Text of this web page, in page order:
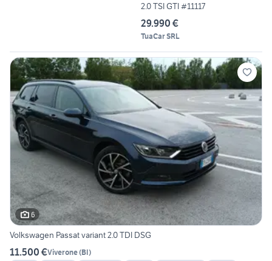
2.0 TSI GTI #11117
29.990 €
TuaCar SRL
6
Volkswagen Passat variant 2.0 TDI DSG
11.500 €Viverone(BI)